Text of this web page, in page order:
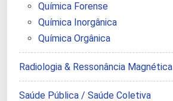
Química Forense
Química Inorgânica
Química Orgânica
Radiologia & Ressonância Magnética
Saúde Pública / Saúde Coletiva